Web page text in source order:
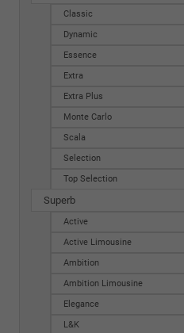
Classic
Dynamic
Essence
Extra
Extra Plus
Monte Carlo
Scala
Selection
Top Selection
Superb
Active
Active Limousine
Ambition
Ambition Limousine
Elegance
L&K